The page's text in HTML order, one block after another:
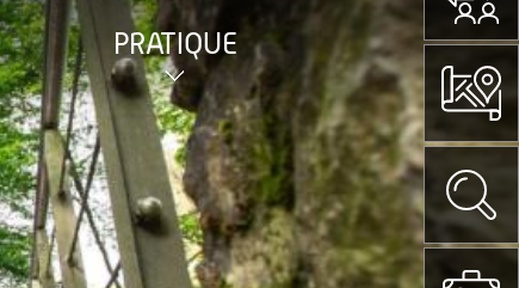
PRATIQUE